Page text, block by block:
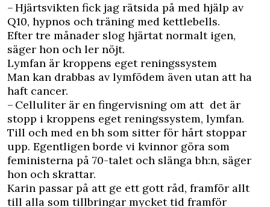
– Hjärtsvikten fick jag rätsida på med hjälp av
Q10, hypnos och träning med kettlebells.
Efter tre månader slog hjärtat normalt igen,
säger hon och ler nöjt.
Lymfan är kroppens eget reningssystem
Man kan drabbas av lymfödem även utan att ha
haft cancer.
– Celluliter är en fingervisning om att det är
stopp i kroppens eget reningssystem, lymfan.
Till och med en bh som sitter för hårt stoppar
upp. Egentligen borde vi kvinnor göra som
feministerna på 70-talet och slänga bh:n, säger
hon och skrattar.
Karin passar på att ge ett gott råd, framför allt
till alla som tillbringar mycket tid framför